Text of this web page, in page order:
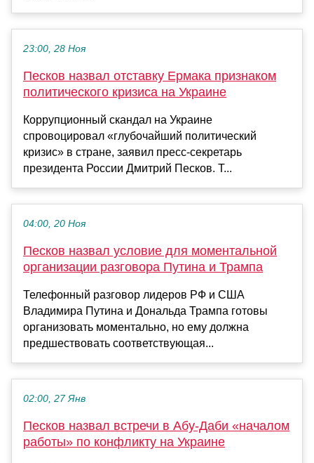
23:00, 28 Ноя
Песков назвал отставку Ермака признаком
политического кризиса на Украине
Коррупционный скандал на Украине
спровоцировал «глубочайший политический
кризис» в стране, заявил пресс-секретарь
президента России Дмитрий Песков. Т...
04:00, 20 Ноя
Песков назвал условие для моментальной
организации разговора Путина и Трампа
Телефонный разговор лидеров РФ и США
Владимира Путина и Дональда Трампа готовы
организовать моментально, но ему должна
предшествовать соответствующая...
02:00, 27 Янв
Песков назвал встречи в Абу-Даби «началом
работы» по конфликту на Украине